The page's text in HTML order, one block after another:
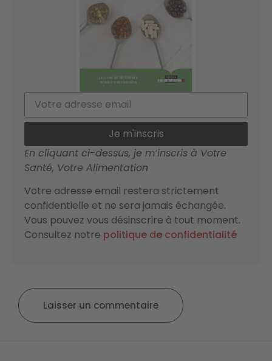
Je m'inscris
En cliquant ci-dessus, je m’inscris à Votre
Santé, Votre Alimentation
Votre adresse email restera strictement
confidentielle et ne sera jamais échangée.
Vous pouvez vous désinscrire à tout moment.
Consultez notre politique de confidentialité
Laisser un commentaire